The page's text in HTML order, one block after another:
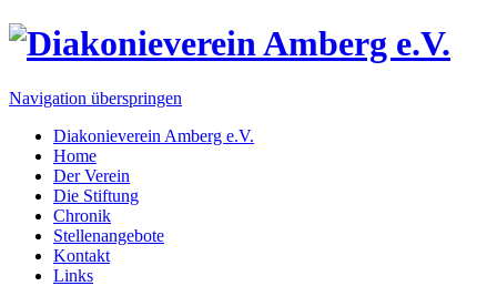
Navigation überspringen
Diakonieverein Amberg e.V.
Home
Der Verein
Die Stiftung
Chronik
Stellenangebote
Kontakt
Links